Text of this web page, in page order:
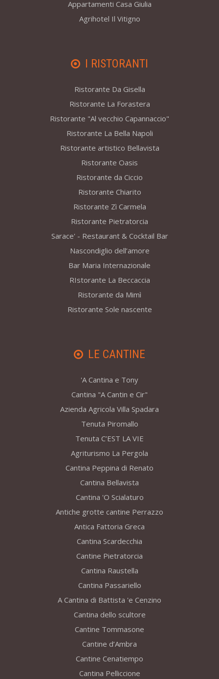
Appartamenti Casa Giulia
Agrihotel Il Vitigno
I RISTORANTI
Ristorante Da Gisella
Ristorante La Forastera
Ristorante "Al vecchio Capannaccio"
Ristorante La Bella Napoli
Ristorante artistico Bellavista
Ristorante Oasis
Ristorante da Ciccio
Ristorante Chiarito
Ristorante Zì Carmela
Ristorante Pietratorcia
Sarace' - Restaurant & Cocktail Bar
Nascondiglio dell’amore
Bar Maria Internazionale
RIstorante La Beccaccia
Ristorante da Mimì
Ristorante Sole nascente
LE CANTINE
'A Cantina e Tony
Cantina "A Cantin e Cir"
Azienda Agricola Villa Spadara
Tenuta Piromallo
Tenuta C’EST LA VIE
Agriturismo La Pergola
Cantina Peppina di Renato
Cantina Bellavista
Cantina 'O Scialaturo
Antiche grotte cantine Perrazzo
Antica Fattoria Greca
Cantina Scardecchia
Cantine Pietratorcia
Cantina Raustella
Cantina Passariello
A Cantina di Battista 'e Cenzino
Cantina dello scultore
Cantine Tommasone
Cantine d’Ambra
Cantine Cenatiempo
Cantina Pelliccione